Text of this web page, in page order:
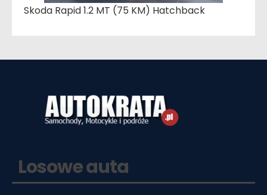
Skoda Rapid 1.2 MT (75 KM) Hatchback
Losowe auta